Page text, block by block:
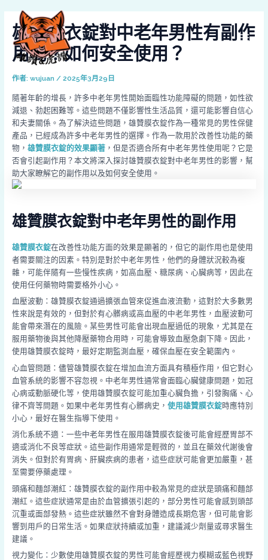
雄贊膜衣錠對中老年男性有副作
用嗎？如何安全使用？
作者: wujuan / 2025年3月29日
隨著年齡的增長，許多中老年男性開始面臨性功能障礙的問題，如性欲
減退、勃起困難等。這些問題不僅影響性生活品質，還可能影響自信心
和夫妻關係。為了解決這些問題，雄贊膜衣錠作為一種常見的男性保健
產品，已經成為許多中老年男性的選擇。作為一款用於改善性功能的藥
物， 雄贊膜衣錠的效果顯著，但是否適合所有中老年男性使用呢？它是
否會引起副作用？本文將深入探討雄贊膜衣錠對中老年男性的影響，幫
助大家瞭解它的副作用以及如何安全使用。
雄贊膜衣錠對中老年男性的副作用
雄贊膜衣錠在改善性功能方面的效果是顯著的，但它的副作用也是使用
者需要關注的因素。特別是對於中老年男性，他們的身體狀況較為複
雜，可能伴隨有一些慢性疾病，如高血壓、糖尿病、心臟病等，因此在
使用任何藥物時需要格外小心。
血壓波動：雄贊膜衣錠通過擴張血管來促進血液流動，這對於大多數男
性來說是有效的，但對於有心髒病或高血壓的中老年男性，血壓波動可
能會帶來潛在的風險。某些男性可能會出現血壓過低的現象，尤其是在
服用藥物後與其他降壓藥物合用時，可能會導致血壓急劇下降。因此，
使用雄贊膜衣錠時，最好定期監測血壓，確保血壓在安全範圍內。
心血管問題：儘管雄贊膜衣錠在增加血流方面具有積極作用，但它對心
血管系統的影響不容忽視。中老年男性通常會面臨心臟健康問題，如冠
心病或動脈硬化等，使用雄贊膜衣錠可能加重心臟負擔，引發胸痛、心
律不齊等問題。如果中老年男性有心髒病史， 使用雄贊膜衣錠時應特別
小心，最好在醫生指導下使用。
消化系統不適：一些中老年男性在服用雄贊膜衣錠後可能會經歷胃部不
適或消化不良等症狀。這些副作用通常是輕微的，並且在藥效代謝後會
消失。但對於有胃病、肝臟疾病的患者，這些症狀可能會更加嚴重，甚
至需要停藥處理。
頭痛和麵部潮紅：雄贊膜衣錠的副作用中較為常見的症狀是頭痛和麵部
潮紅。這些症狀通常是由於血管擴張引起的，部分男性可能會感到頭部
沉重或面部發熱。這些症狀雖然不會對身體造成長期危害，但可能會影
響到用戶的日常生活。如果症狀持續或加重，建議減少劑量或尋求醫生
建議。
視力變化：少數使用雄贊膜衣錠的男性可能會經歷視力模糊或藍色視野
navigation